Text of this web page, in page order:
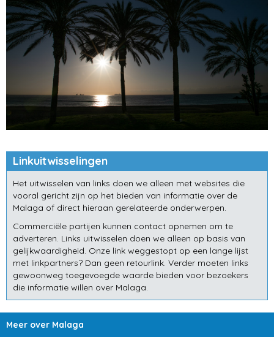
Linkuitwisselingen
Het uitwisselen van links doen we alleen met websites die
vooral gericht zijn op het bieden van informatie over de
Malaga of direct hieraan gerelateerde onderwerpen.
Commerciële partijen kunnen contact opnemen om te
adverteren. Links uitwisselen doen we alleen op basis van
gelijkwaardigheid. Onze link weggestopt op een lange lijst
met linkpartners? Dan geen retourlink. Verder moeten links
gewoonweg toegevoegde waarde bieden voor bezoekers
die informatie willen over Malaga.
Meer over Malaga